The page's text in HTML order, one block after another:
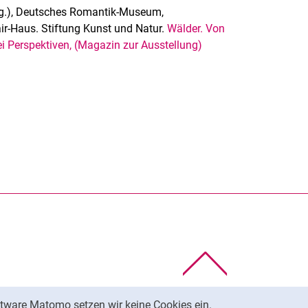
Matomo setzen wir keine Cookies ein.
Deutsches Romantik-Museum,
Haus. Stiftung Kunst und Natur.Wälder. Von
(Magazin zur Ausstellung)
Link, öffnet neues Fenster)
(externer Link, öffnet neues Fenster)